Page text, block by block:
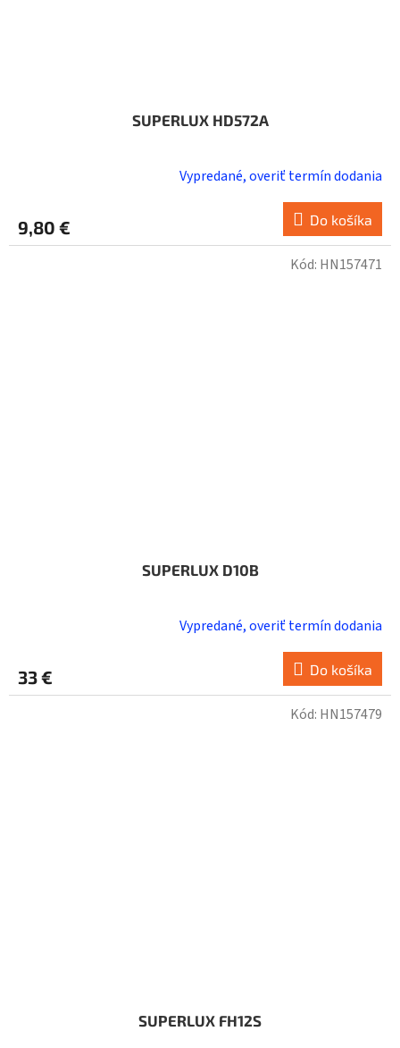
SUPERLUX HD572A
Vypredané, overiť termín dodania
9,80 € Do košíka
SUPERLUX D10B
Vypredané, overiť termín dodania
33 € Do košíka
Kód: HN157471
SUPERLUX FH12S
Kód: HN157479